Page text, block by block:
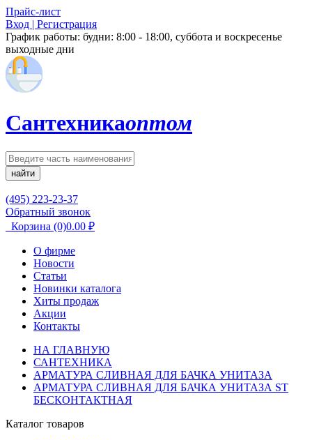
Прайс-лист
Вход | Регистрация
График работы: будни: 8:00 - 18:00, суббота и воскресенье
выходные дни
Сантехникаоптом
найти
(495) 223-23-37
Обратный звонок
Корзина (0)0.00 ₽
О фирме
Новости
Статьи
Новинки каталога
Хиты продаж
Акции
Контакты
НА ГЛАВНУЮ
САНТЕХНИКА
АРМАТУРА СЛИВНАЯ ДЛЯ БАЧКА УНИТАЗА
АРМАТУРА СЛИВНАЯ ДЛЯ БАЧКА УНИТАЗА ST
БЕСКОНТАКТНАЯ
Каталог товаров